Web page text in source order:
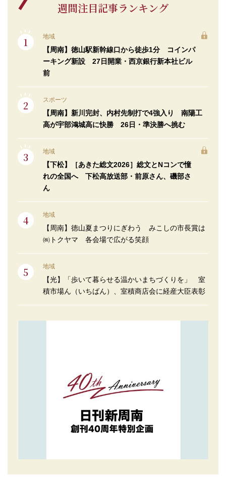
週間注目記事ランキング
地域
【周南】徳山駅新幹線口から徒歩1分 コインパ
ーキング新設 27日開業・西京銀行新本社ビル
前
スポーツ
【周南】新川完封、内村先制打で4強入り 南陽工
高が宇部鴻城高に快勝 26日・準決勝へ挑む
地域
【下松】［あきた総文2026］総文とNコンで憧
れの全国へ 下松高放送部・前原さん、磯部さ
ん
地域
【周南】徳山夏まつりにぎわう みこしの市長賞は
㈱トクヤマ 各会場で広がる笑顔
地域
【光】「歩いて暮らせる温かいまちづくりを」 室
積市場ん（いちばん）、室積商店会に経産大臣表彰